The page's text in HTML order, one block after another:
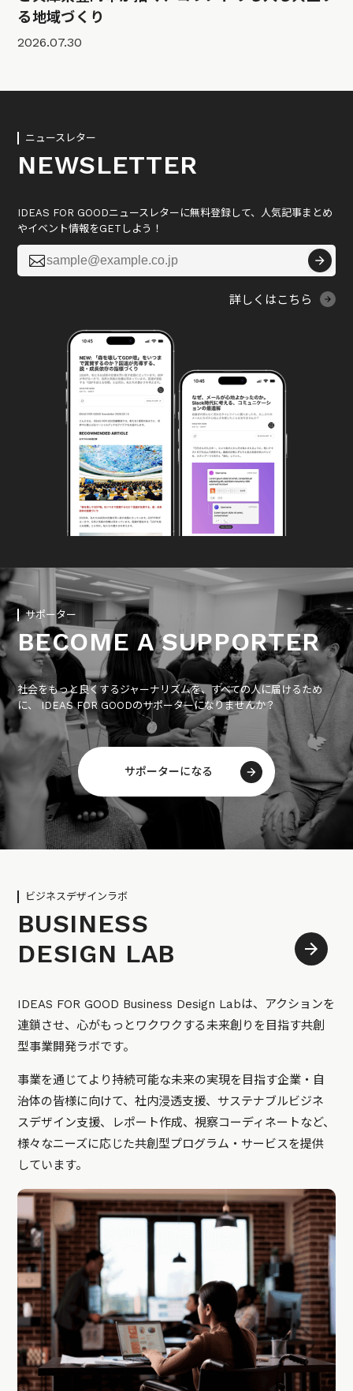
る地域づくり
2026.07.30
ニュースレター
NEWSLETTER
IDEAS FOR GOODニュースレターに無料登録して、人気記事まとめ
やイベント情報をGETしよう！

詳しくはこちら
サポーター
BECOME A SUPPORTER
社会をもっと良くするジャーナリズムを、すべての人に届けるため
に、 IDEAS FOR GOODのサポーターになりませんか？
サポーターになる
ビジネスデザインラボ
BUSINESS
DESIGN LAB
IDEAS FOR GOOD Business Design Labは、アクションを
連鎖させ、心がもっとワクワクする未来創りを目指す共創
型事業開発ラボです。
事業を通じてより持続可能な未来の実現を目指す企業・自
治体の皆様に向けて、社内浸透支援、サステナブルビジネ
スデザイン支援、レポート作成、視察コーディネートなど、
様々なニーズに応じた共創型プログラム・サービスを提供
しています。